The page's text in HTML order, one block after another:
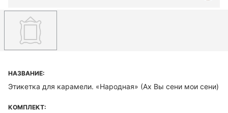
НАЗВАНИЕ:
Этикетка для карамели. «Народная» (Ах Вы сени мои сени)
КОМПЛЕКТ: